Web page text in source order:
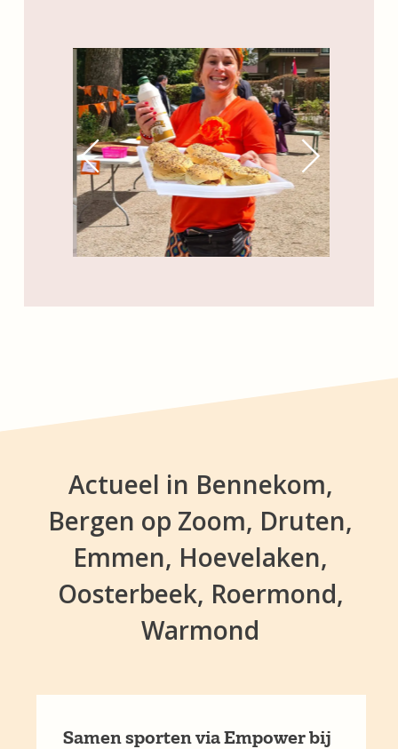
Actueel in Bennekom,
Bergen op Zoom, Druten,
Emmen, Hoevelaken,
Oosterbeek, Roermond,
Warmond
Samen sporten via Empower bij